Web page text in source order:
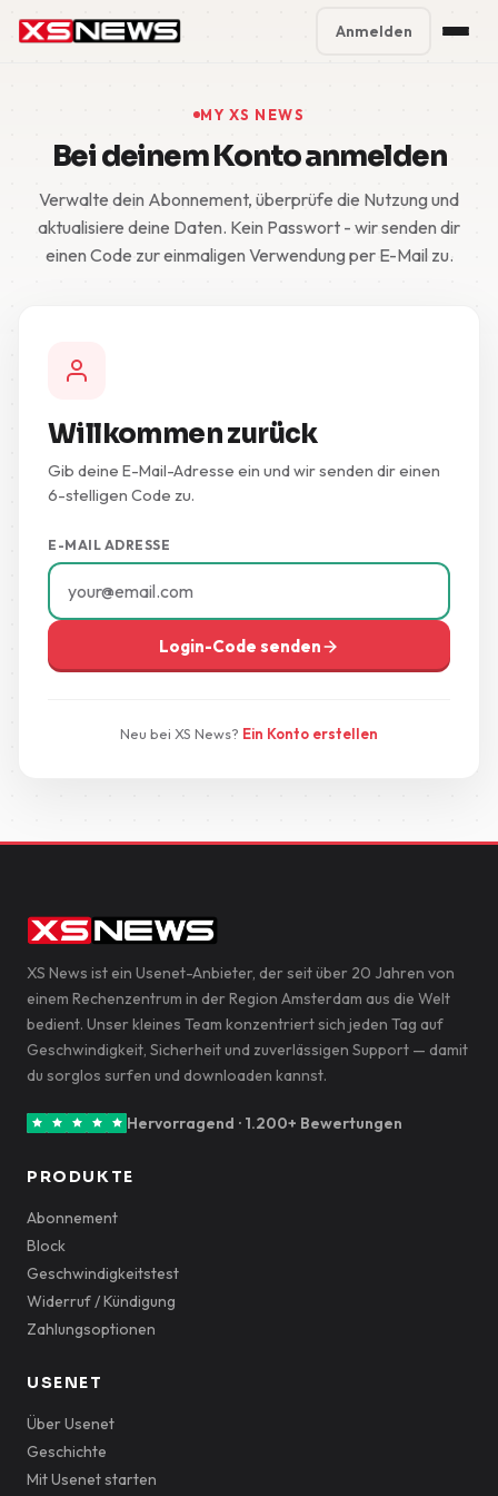
Block Accounts
Support
Contact
5 Day Pass
Anmelden
MY XS NEWS
Bei deinem Konto anmelden
Verwalte dein Abonnement, überprüfe die Nutzung und
aktualisiere deine Daten. Kein Passwort - wir senden dir
einen Code zur einmaligen Verwendung per E-Mail zu.
Willkommen zurück
Gib deine E-Mail-Adresse ein und wir senden dir einen
6-stelligen Code zu.
E-MAIL ADRESSE
Login-Code senden
Neu bei XS News? Ein Konto erstellen
XS News ist ein Usenet-Anbieter, der seit über 20 Jahren von
einem Rechenzentrum in der Region Amsterdam aus die Welt
bedient. Unser kleines Team konzentriert sich jeden Tag auf
Geschwindigkeit, Sicherheit und zuverlässigen Support — damit
du sorglos surfen und downloaden kannst.
Hervorragend · 1.200+ Bewertungen
PRODUKTE
Abonnement
Block
Geschwindigkeitstest
Widerruf / Kündigung
Zahlungsoptionen
USENET
Über Usenet
Geschichte
Mit Usenet starten